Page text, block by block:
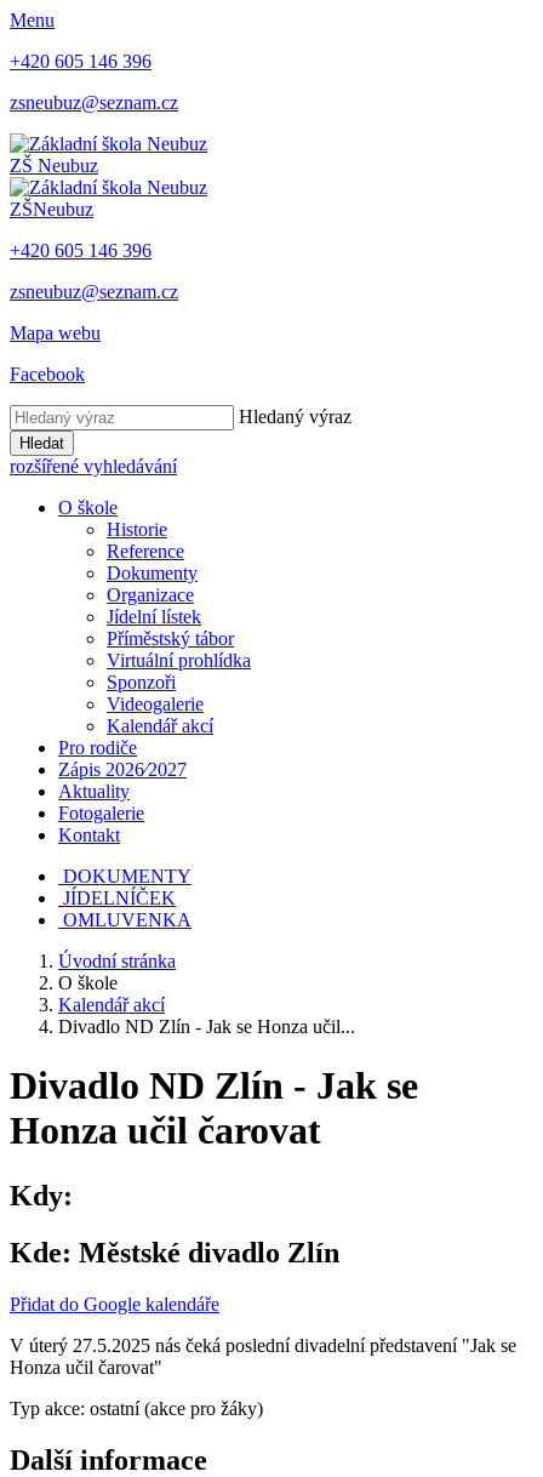
Menu
+420 605 146 396
zsneubuz@seznam.cz
ZŠ Neubuz
ZŠNeubuz
+420 605 146 396
zsneubuz@seznam.cz
Mapa webu
Facebook
Hledaný výraz
Hledat
rozšířené vyhledávání
O škole
Historie
Reference
Dokumenty
Organizace
Jídelní lístek
Příměstský tábor
Virtuální prohlídka
Sponzoři
Videogalerie
Kalendář akcí
Pro rodiče
Zápis 2026⁄2027
Aktuality
Fotogalerie
Kontakt
DOKUMENTY
JÍDELNÍČEK
OMLUVENKA
Úvodní stránka
O škole
Kalendář akcí
Divadlo ND Zlín - Jak se Honza učil...
Divadlo ND Zlín - Jak se
Honza učil čarovat
Kdy:
Kde: Městské divadlo Zlín
Přidat do Google kalendáře
V úterý 27.5.2025 nás čeká poslední divadelní představení "Jak se
Honza učil čarovat"
Typ akce: ostatní (akce pro žáky)
Další informace